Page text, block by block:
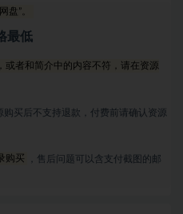
盘”。
最低
或者和简介中的内容不符，请在资源
买后不支持退款，付费前请确认资源
购买
，售后问题可以含支付截图的邮